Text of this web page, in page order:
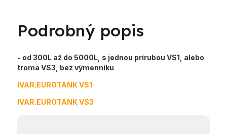
Podrobný popis
- od 300L až do 5000L, s jednou prírubou VS1, alebo
troma VS3, bez výmenníku
IVAR.EUROTANK VS1
IVAR.EUROTANK VS3